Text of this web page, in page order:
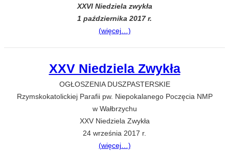
XXVI Niedziela zwykła
1 października 2017 r.
(więcej…)
XXV Niedziela Zwykła
OGŁOSZENIA DUSZPASTERSKIE
Rzymskokatolickiej Parafii pw. Niepokalanego Poczęcia NMP
w Wałbrzychu
XXV Niedziela Zwykła
24 września 2017 r.
(więcej…)